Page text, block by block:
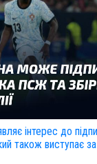
інтерес до
також виступає за